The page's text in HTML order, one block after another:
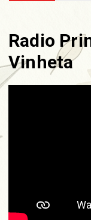
Radio
Vinheta